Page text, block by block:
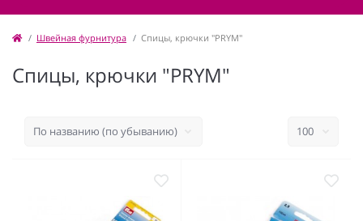
Швейная фурнитура Спицы, крючки "PRYM"
Спицы, крючки "PRYM"